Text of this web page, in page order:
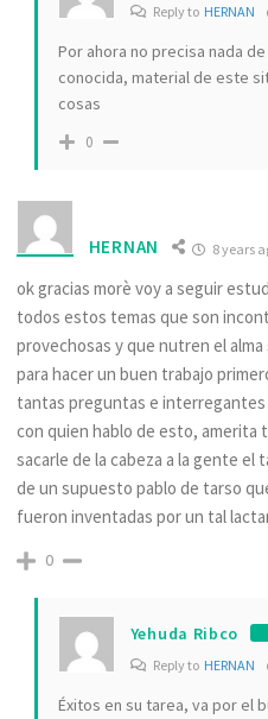
Reply to HERNAN
Por ahora no precisa nada
conocida, material de este
cosas
0
HERNAN 8 years
ok gracias morè voy a seguir
todos estos temas que son
provechosas y que nutren el
para hacer un buen trabajo
tantas preguntas e interregantes
con quien hablo de esto, amerita
sacarle de la cabeza a la gente el
de un supuesto pablo de tarso
fueron inventadas por un tal
0
Yehuda Ribco
Reply to HERNAN
Éxitos en su tarea, va por el